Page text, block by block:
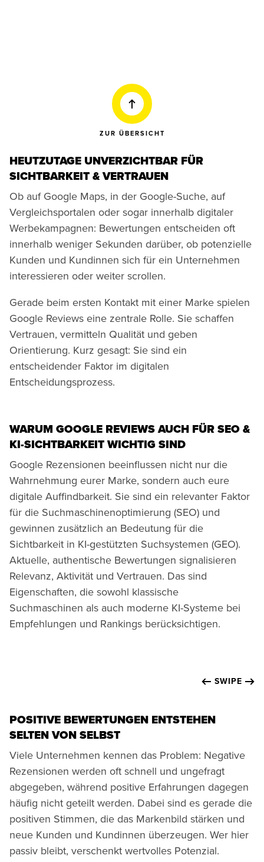
ZUR ÜBERSICHT
HEUTZUTAGE UNVERZICHTBAR FÜR
SICHTBARKEIT & VERTRAUEN
Ob auf Google Maps, in der Google-Suche, auf
Vergleichsportalen oder sogar innerhalb digitaler
Werbekampagnen: Bewertungen entscheiden oft
innerhalb weniger Sekunden darüber, ob potenzielle
Kunden und Kundinnen sich für ein Unternehmen
interessieren oder weiter scrollen.
Gerade beim ersten Kontakt mit einer Marke spielen
Google Reviews eine zentrale Rolle. Sie schaffen
Vertrauen, vermitteln Qualität und geben
Orientierung. Kurz gesagt: Sie sind ein
entscheidender Faktor im digitalen
Entscheidungsprozess.
WARUM GOOGLE REVIEWS AUCH FÜR SEO &
KI-SICHTBARKEIT WICHTIG SIND
Google Rezensionen beeinflussen nicht nur die
Wahrnehmung eurer Marke, sondern auch eure
digitale Auffindbarkeit. Sie sind ein relevanter Faktor
für die Suchmaschinenoptimierung (SEO) und
gewinnen zusätzlich an Bedeutung für die
Sichtbarkeit in KI-gestützten Suchsystemen (GEO).
Aktuelle, authentische Bewertungen signalisieren
Relevanz, Aktivität und Vertrauen. Das sind
Eigenschaften, die sowohl klassische
Suchmaschinen als auch moderne KI-Systeme bei
Empfehlungen und Rankings berücksichtigen.
SWIPE
POSITIVE BEWERTUNGEN ENTSTEHEN
SELTEN VON SELBST
Viele Unternehmen kennen das Problem: Negative
Rezensionen werden oft schnell und ungefragt
abgegeben, während positive Erfahrungen dagegen
häufig nicht geteilt werden. Dabei sind es gerade die
positiven Stimmen, die das Markenbild stärken und
neue Kunden und Kundinnen überzeugen. Wer hier
passiv bleibt, verschenkt wertvolles Potenzial.